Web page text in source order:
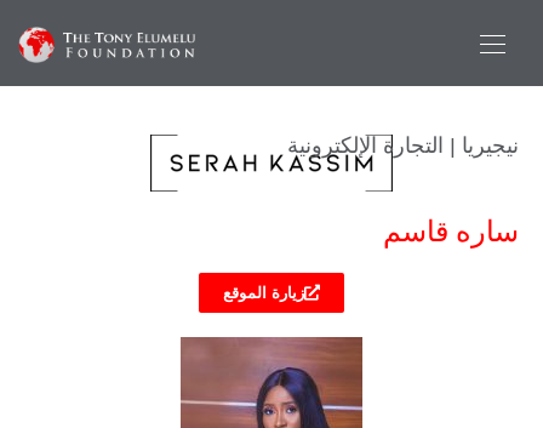
نيجيريا | التجارة الإلكترونية
ساره قاسم
زيارة الموقع